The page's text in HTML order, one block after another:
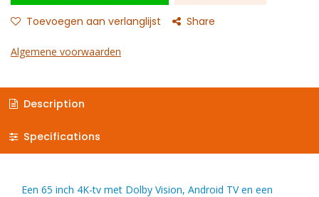
Toevoegen aan verlanglijst Share
Algemene voorwaarden
Description
Specifications
Een 65 inch 4K-tv met Dolby Vision, Android TV en een